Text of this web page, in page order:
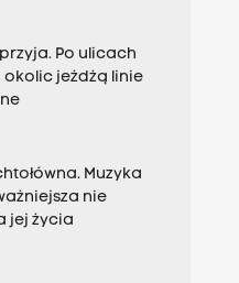
Po ulicach
okolic jeżdżą linie
Muzyka
nie
jej życia